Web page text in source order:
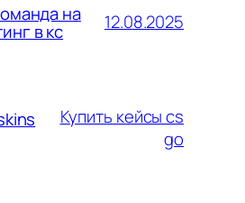
на
в кс 12.08.2025
Купить кейсы cs
go